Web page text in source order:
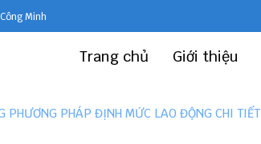
Minh
Trang chủ Giới thiệu
PHƯƠNG PHÁP ĐỊNH MỨC LAO ĐỘNG CHI TIẾT